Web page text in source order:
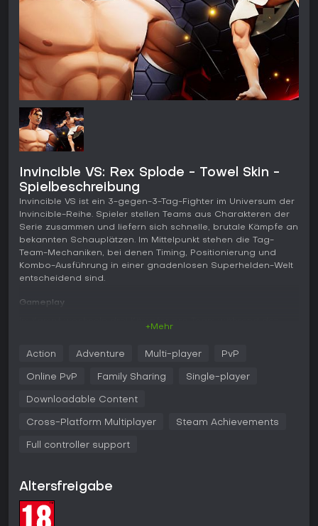
Invincible VS: Rex Splode - Towel Skin -
Spielbeschreibung
Invincible VS ist ein 3-gegen-3-Tag-Fighter im Universum der
Invincible-Reihe. Spieler stellen Teams aus Charakteren der
Serie zusammen und liefern sich schnelle, brutale Kämpfe an
bekannten Schauplätzen. Im Mittelpunkt stehen die Tag-
Team-Mechaniken, bei denen Timing, Positionierung und
Kombo-Ausführung in einer gnadenlosen Superhelden-Welt
entscheidend sind.
Gameplay
von explosiven Angriffen bis hin zu enormer Körperkraft.
Hohe Mobilität, Luftangriffe und interaktive Umgebungen
System orientiert sich an klassischen Tag-Fightern, ergänzt
Ketten und spektakuläre Comebacks ermöglichen. Die
Animationen, die die rohe Wucht jedes Treffers
Steuerung auf unterschiedlicher Hardware.
Spielmodi
+Mehr
Action Adventure Multi-player PvP
Online PvP Family Sharing Single-player
Downloadable Content
Cross-Platform Multiplayer Steam Achievements
Full controller support
Altersfreigabe